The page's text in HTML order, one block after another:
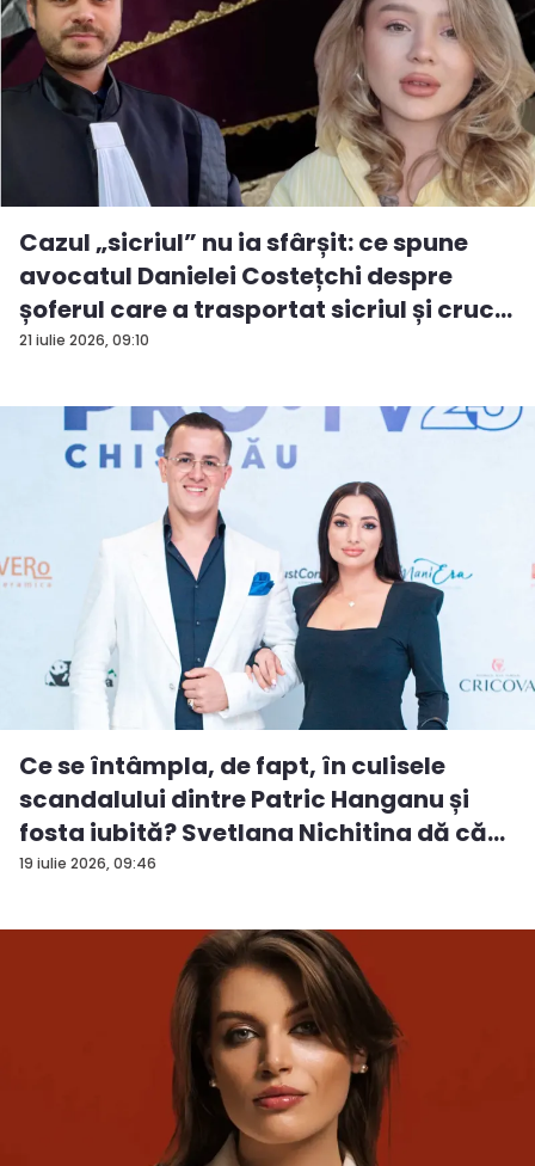
21 iulie 2026, 09:10
Cazul „sicriul” nu ia sfârșit: ce spune
avocatul Danielei Costețchi despre
șoferul care a trasportat sicriul și cruc...
19 iulie 2026, 09:46
Ce se întâmpla, de fapt, în culisele
scandalului dintre Patric Hanganu și
fosta iubită? Svetlana Nichitina dă că...